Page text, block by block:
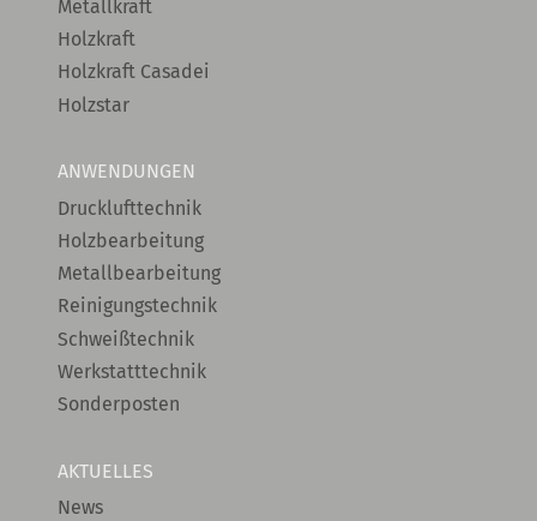
Metallkraft
Holzkraft
Holzkraft Casadei
Holzstar
ANWENDUNGEN
Drucklufttechnik
Holzbearbeitung
Metallbearbeitung
Reinigungstechnik
Schweißtechnik
Werkstatttechnik
Sonderposten
AKTUELLES
News